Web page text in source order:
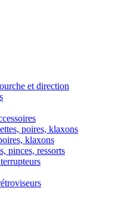
et direction
poires, klaxons
klaxons
pinces, ressorts